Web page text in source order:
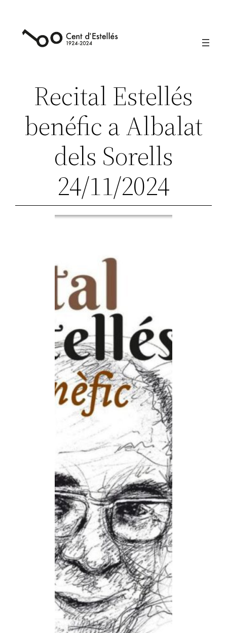
contingut
Recital Estellés
benéfic a Albalat
dels Sorells
24/11/2024